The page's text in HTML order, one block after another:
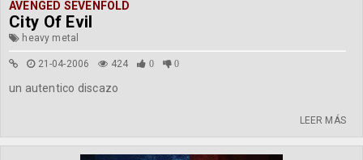
AVENGED SEVENFOLD
City Of Evil
heavy metal
21-04-2006 424 0 0
un autentico discazo
LEER MÁS